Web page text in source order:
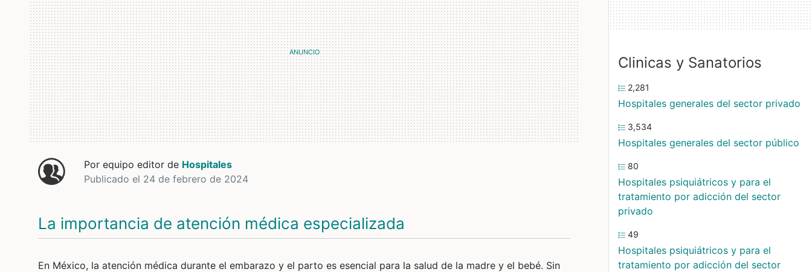
Por equipo editor de Hospitales
Publicado el 24 de febrero de 2024
La importancia de atención médica especializada
En México, la atención médica durante el embarazo y el parto es esencial para la salud de la madre y el bebé. Sin
Clinicas y Sanatorios
2,281
Hospitales generales del sector privado
3,534
Hospitales generales del sector público
80
Hospitales psiquiátricos y para el
tratamiento por adicción del sector
privado
49
Hospitales psiquiátricos y para el
tratamiento por adicción del sector